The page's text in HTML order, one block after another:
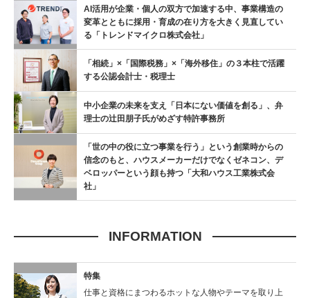
AI活用が企業・個人の双方で加速する中、事業構造の
変革とともに採用・育成の在り方を大きく見直してい
る「トレンドマイクロ株式会社」
「相続」×「国際税務」×「海外移住」の３本柱で活躍
する公認会計士・税理士
中小企業の未来を支え「日本にない価値を創る」、弁
理士の辻󠄀田朋子氏がめざす特許事務所
「世の中の役に立つ事業を行う」という創業時からの
信念のもと、ハウスメーカーだけでなくゼネコン、デ
ベロッパーという顔も持つ「大和ハウス工業株式会
社」
INFORMATION
特集
仕事と資格にまつわるホットな人物やテーマを取り上